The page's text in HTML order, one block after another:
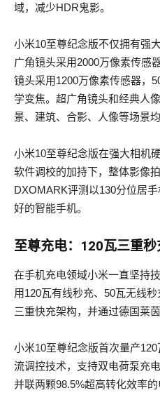
域，减少HDR鬼影。
小米10至尊纪念版不仅拥有强
广角镜头采用2000万像素传感
镜头采用1200万像素传感器，
学变焦。超广角镜头和经典人
景、建筑、合影、人像等场景均
小米10至尊纪念版在强大相机
软件调校的加持下，整体影像
DXOMARK评测以130分位居
好的智能手机。
至尊充电：120瓦三重
在手机充电领域小米一直坚持
用120瓦有线秒充、50瓦无线
三重快充架构，并通过德国莱
小米10至尊纪念版首次量产
流调控技术，支持双电荷泵充
并联两颗98.5%超高转化效率